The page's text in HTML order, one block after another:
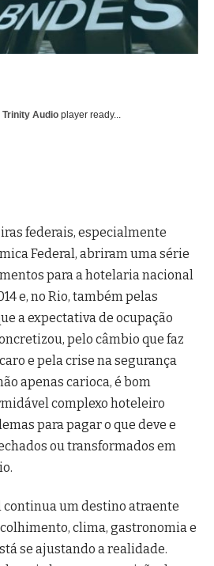
Trinity Audio player ready...
federais, especialmente
Federal, abriram uma série
para a hotelaria nacional
e, no Rio, também pelas
a expectativa de ocupação
pelo câmbio que faz
e pela crise na segurança
apenas carioca, é bom
complexo hoteleiro
para pagar o que deve e
ou transformados em
continua um destino atraente
clima, gastronomia e
se ajustando a realidade.